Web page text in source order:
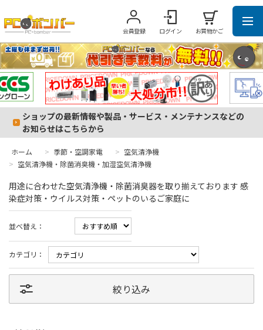
会員登録 ログイン お買物かご
ショップの最新情報や製品・サービス・メンテナンスなどの
お知らせはこちらから
ホーム > 季節・空調家電 > 空気清浄機
> 空気清浄機・除菌消臭機・加湿空気清浄機
用途に合わせた空気清浄機・除菌消臭器を取り揃えております 感
染症対策・ウイルス対策・ペットのいるご家庭に
並べ替え：
カテゴリ：
絞り込み